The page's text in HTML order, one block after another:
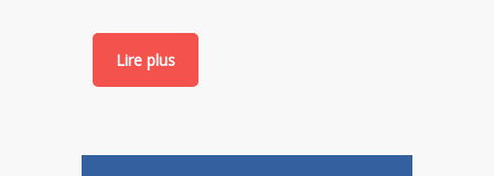
Lire plus